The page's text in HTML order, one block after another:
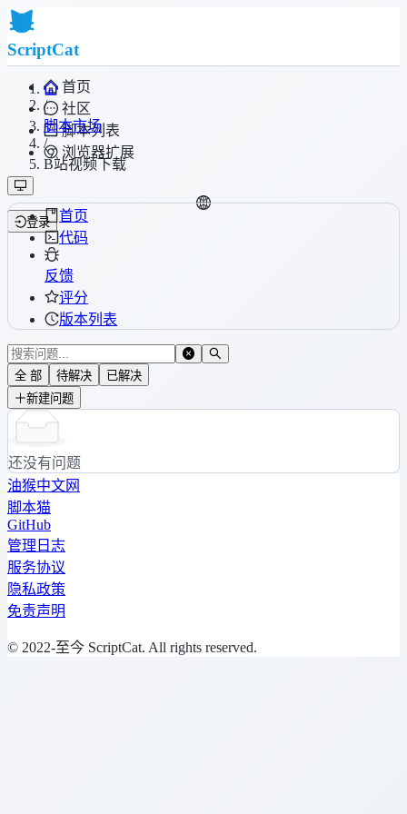
ScriptCat
首页
社区
脚本列表
浏览器扩展
登录
/
脚本市场
/
B站视频下载
首页
代码
反馈
评分
版本列表
全 部 待解决
已解决
新建问题
还没有问题
油猴中文网
脚本猫
GitHub
管理日志
服务协议
隐私政策
免责声明
© 2022-至今 ScriptCat. All rights reserved.